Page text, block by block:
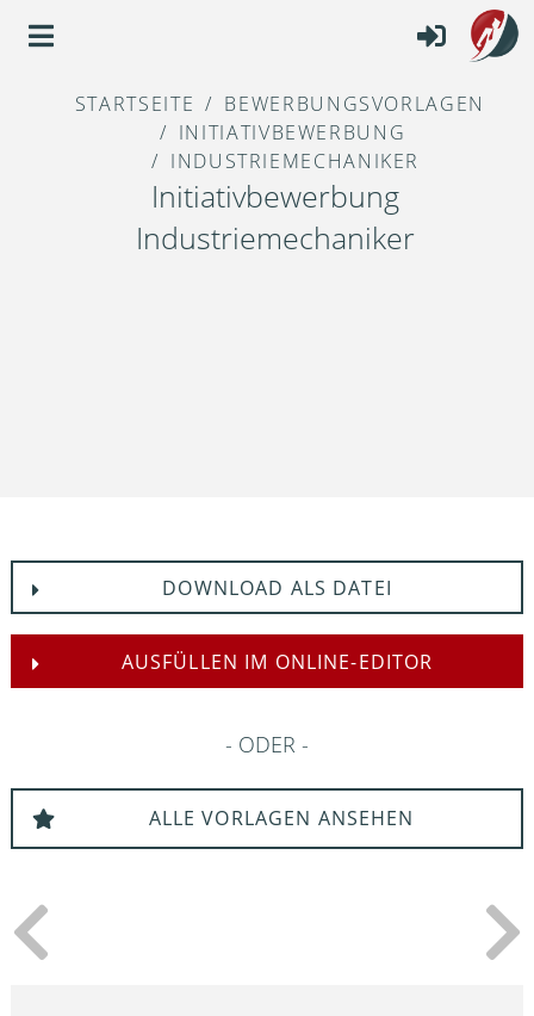
STARTSEITE
BEWERBUNGSVORLAGEN
INITIATIVBEWERBUNG
INDUSTRIEMECHANIKER
Initiativbewerbung
Industriemechaniker
DOWNLOAD ALS DATEI
AUSFÜLLEN IM ONLINE-EDITOR
ODER
ALLE VORLAGEN ANSEHEN